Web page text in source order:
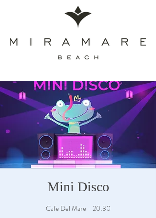
Mini Disco
Cafe Del Mare - 20:30